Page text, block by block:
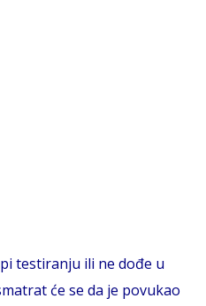
testiranju ili ne dođe u
će se da je povukao